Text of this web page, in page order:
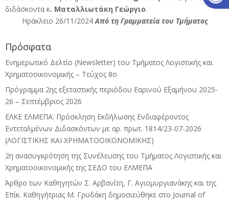
διδάσκοντα κ. Ματαλλιωτάκη Γεώργιο.
Ηράκλειο 26/11/2024Από τη Γραμματεία του Τμήματος
Πρόσφατα
Ενημερωτικό Δελτίο (Newsletter) του Τμήματος Λογιστικής και
Χρηματοοικονομικής – Τεύχος 8ο
Πρόγραμμα 2ης εξεταστικής περιόδου Eαρινού Eξαμήνου 2025-
26 – Σεπτέμβριος 2026
ΕΛΚΕ ΕΛΜΕΠΑ: Πρόσκληση Εκδήλωσης Ενδιαφέροντος
Εντεταλμένων Διδασκόντων με αρ. πρωτ. 1814/23-07-2026
(ΛΟΓΙΣΤΙΚΗΣ ΚΑΙ ΧΡΗΜΑΤΟΟΙΚΟΝΟΜΙΚΗΣ)
2η ανασυγκρότηση της Συνέλευσης του Τμήματος Λογιστικής και
Χρηματοοικονομικής της ΣΕΔΟ του ΕΛΜΕΠΑ
Άρθρο των Καθηγητών Σ. Αρβανίτη, Γ. Αγιομυργιανάκης και της
Επίκ. Καθηγήτριας Μ. Γρυδάκη δημοσιεύθηκε στο Journal of